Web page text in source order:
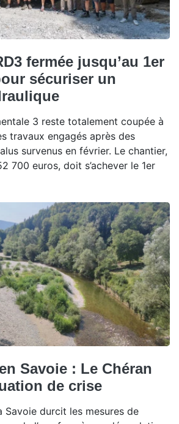
fermée jusqu’au 1er
sécuriser un
3 reste totalement coupée à
travaux engagés après des
survenus en février. Le chantier,
700 euros, doit s’achever le 1er
Savoie : Le Chéran
de crise
Savoie durcit les mesures de